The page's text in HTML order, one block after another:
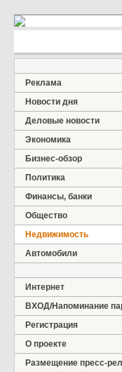
Реклама
Новости дня
Деловые новости
Экономика
Бизнес-обзор
Политика
Финансы, банки
Общество
Недвижимость
Автомобили
Интернет
ВХОД/Напоминание
Регистрация
О проекте
Размещение пресс-